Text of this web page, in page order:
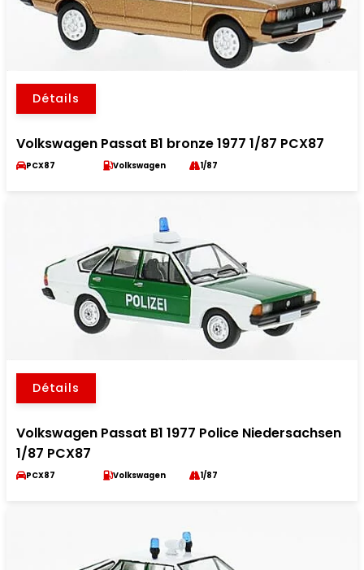
Détails
Volkswagen Passat B1 bronze 1977 1/87 PCX87
PCX87 Volkswagen 1/87
Détails
Volkswagen Passat B1 1977 Police Niedersachsen
1/87 PCX87
PCX87 Volkswagen 1/87